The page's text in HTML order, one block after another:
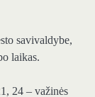
savivaldybe,
laikas.
24 – važinės